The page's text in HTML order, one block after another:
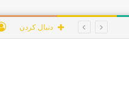
دنبال کردن